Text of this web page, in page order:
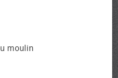
moulin